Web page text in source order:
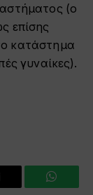
(ο
επίσης
κατάστημα
γυναίκες).